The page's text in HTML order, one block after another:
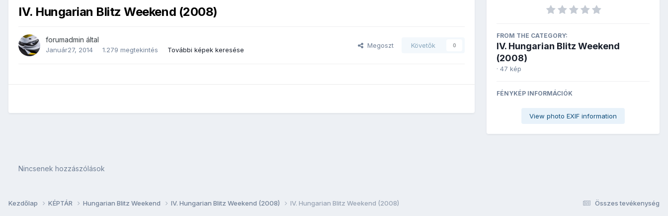
IV. Hungarian Blitz Weekend (2008)
forumadmin által
Január27, 2014 1.279 megtekintés További képek keresése
Megoszt Követők 0
FROM THE CATEGORY:
IV. Hungarian Blitz Weekend
(2008)
· 47 kép
FÉNYKÉP INFORMÁCIÓK
View photo EXIF information
Nincsenek hozzászólások
Összes tevékenység
Kezdőlap KÉPTÁR Hungarian Blitz Weekend IV. Hungarian Blitz Weekend (2008) IV. Hungarian Blitz Weekend (2008)